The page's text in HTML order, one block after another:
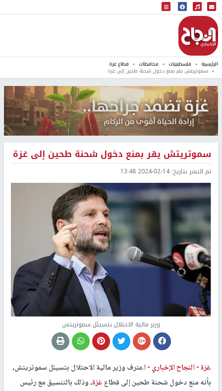
البث المباشر
إذاعة النجاح
الرئيسية فلسطينيات محافظات قطاع غزة
سموتريتش يقر بمنع دخول شحنة طحين إلى غزة
سموتريتش يقر بمنع دخول شحنة طحين إلى غزة
تم النشر بتاريخ:2024-02-14 13:48
وزير مالية الاحتلال بتسيئل سموتريتش
غزة -النجاح الإخباري -اعترف وزير مالية الاحتلال بتسيئل سموتريتش،
بأنه منع دخول شحنة طحين إلى قطاعغزة، وذلك بالتنسيق مع رئيس